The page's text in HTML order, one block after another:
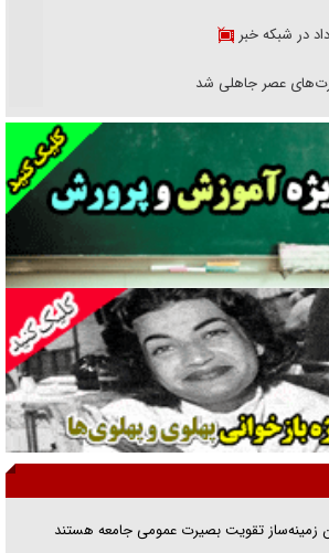
عصر جاهلی شد
حسینی در تهران - ۲
حسینی در تهران - ۱
را آتش می‌زد
شیخ فضل‌الله تا مصباح یزدی
آخرش گریه است!
پهپاد‌ها
زیبایی
از شکسپیر تا دیکنز
زمینه‌ساز تقویت بصیرت عمومی جامعه هستند